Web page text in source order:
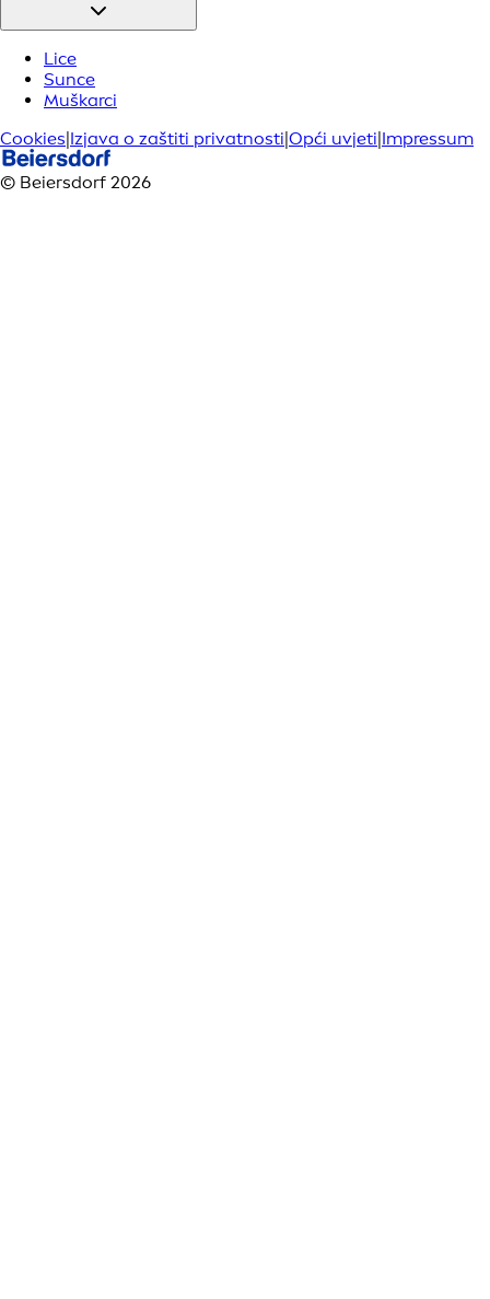
Lice
Sunce
Muškarci
Cookies Izjava o zaštiti privatnosti Opći uvjeti Impressum
© Beiersdorf 2026